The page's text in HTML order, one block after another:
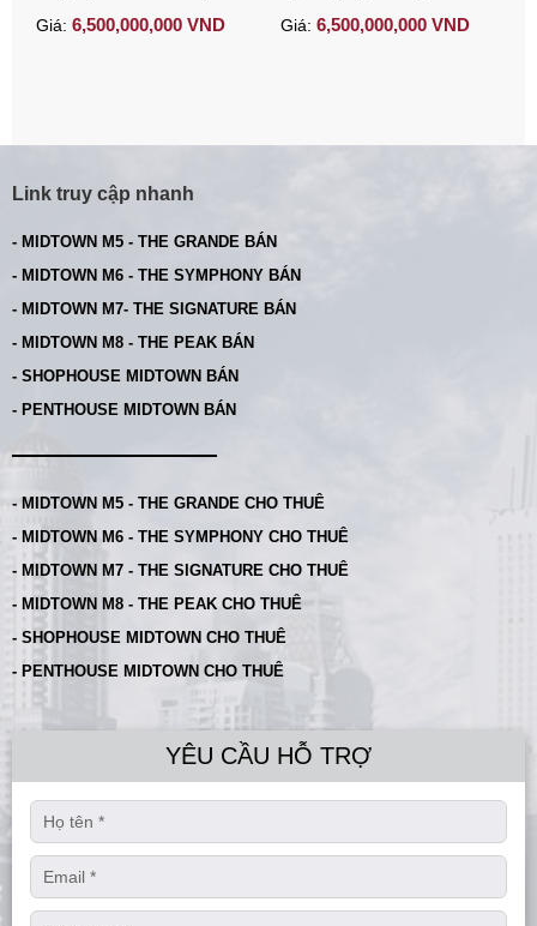
Giá: 6,500,000,000 VND Giá: 6,500,000,000 VND
Link truy cập nhanh
- MIDTOWN M5 - THE GRANDE BÁN
- MIDTOWN M6 - THE SYMPHONY BÁN
- MIDTOWN M7- THE SIGNATURE BÁN
- MIDTOWN M8 - THE PEAK BÁN
- SHOPHOUSE MIDTOWN BÁN
- PENTHOUSE MIDTOWN BÁN
- MIDTOWN M5 - THE GRANDE CHO THUÊ
- MIDTOWN M6 - THE SYMPHONY CHO THUÊ
- MIDTOWN M7 - THE SIGNATURE CHO THUÊ
- MIDTOWN M8 - THE PEAK CHO THUÊ
- SHOPHOUSE MIDTOWN CHO THUÊ
- PENTHOUSE MIDTOWN CHO THUÊ
YÊU CẦU HỖ TRỢ